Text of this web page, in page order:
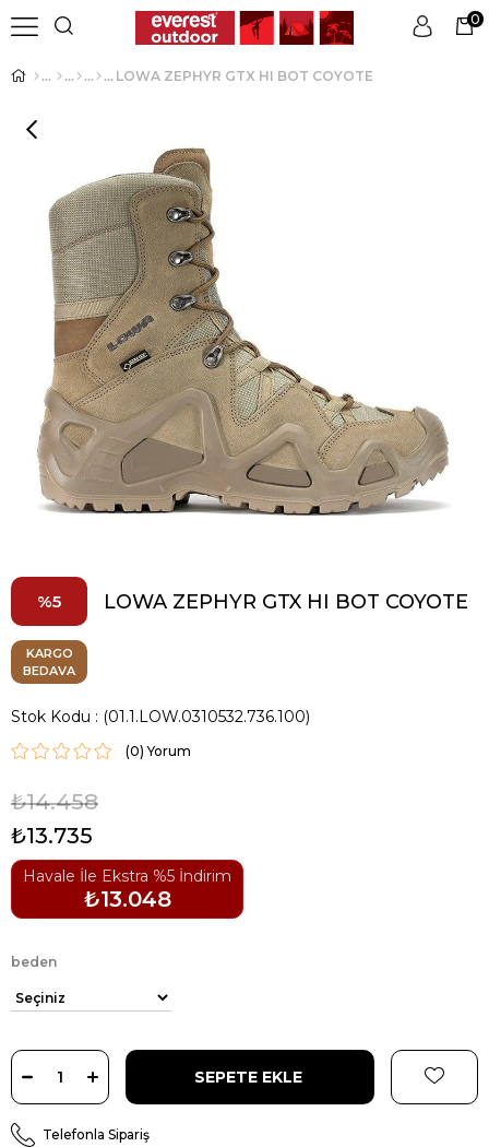
Üye Girişi Üye Ol
0
LOWA ZEPHYR GTX HI BOT COYOTE
5 LOWA ZEPHYR GTX HI BOT COYOTE
KARGO
BEDAVA
Stok Kodu (01.1.LOW.0310532.736.100)
(0)
₺14.458
₺13.735
Havale İle Ekstra %5 İndirim
₺13.048
beden
Telefonla Sipariş